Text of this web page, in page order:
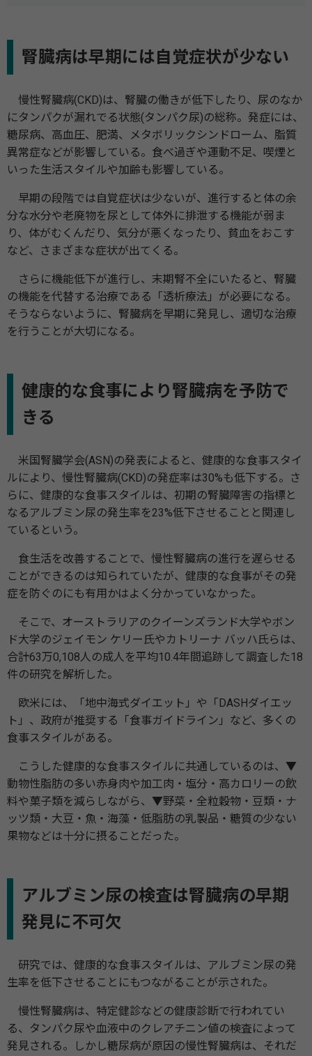
腎臓病は早期には自覚症状が少ない
慢性腎臓病(CKD)は、腎臓の働きが低下したり、尿のなか
にタンパクが漏れでる状態(タンパク尿)の総称。発症には、
糖尿病、高血圧、肥満、メタボリックシンドローム、脂質
異常症などが影響している。食べ過ぎや運動不足、喫煙と
いった生活スタイルや加齢も影響している。
早期の段階では自覚症状は少ないが、進行すると体の余
分な水分や老廃物を尿として体外に排泄する機能が弱ま
り、体がむくんだり、気分が悪くなったり、貧血をおこす
など、さまざまな症状が出てくる。
さらに機能低下が進行し、末期腎不全にいたると、腎臓
の機能を代替する治療である「透析療法」が必要になる。
そうならないように、腎臓病を早期に発見し、適切な治療
を行うことが大切になる。
健康的な食事により腎臓病を予防で
きる
米国腎臓学会(ASN)の発表によると、健康的な食事スタイ
ルにより、慢性腎臓病(CKD)の発症率は30%も低下する。さ
らに、健康的な食事スタイルは、初期の腎臓障害の指標と
なるアルブミン尿の発生率を23%低下させることと関連し
ているという。
食生活を改善することで、慢性腎臓病の進行を遅らせる
ことができるのは知られていたが、健康的な食事がその発
症を防ぐのにも有用かはよく分かっていなかった。
そこで、オーストラリアのクイーンズランド大学やボン
ド大学のジェイモン ケリー氏やカトリーナ バッハ氏らは、
合計63万0,108人の成人を平均10.4年間追跡して調査した18
件の研究を解析した。
欧米には、「地中海式ダイエット」や「DASHダイエッ
ト」、政府が推奨する「食事ガイドライン」など、多くの
食事スタイルがある。
こうした健康的な食事スタイルに共通しているのは、▼
動物性脂肪の多い赤身肉や加工肉・塩分・高カロリーの飲
料や菓子類を減らしながら、▼野菜・全粒穀物・豆類・ナ
ッツ類・大豆・魚・海藻・低脂肪の乳製品・糖質の少ない
果物などは十分に摂ることだった。
アルブミン尿の検査は腎臓病の早期
発見に不可欠
研究では、健康的な食事スタイルは、アルブミン尿の発
生率を低下させることにもつながることが示された。
慢性腎臓病は、特定健診などの健康診断で行われてい
る、タンパク尿や血液中のクレアチニン値の検査によって
発見される。しかし糖尿病が原因の慢性腎臓病は、それだ